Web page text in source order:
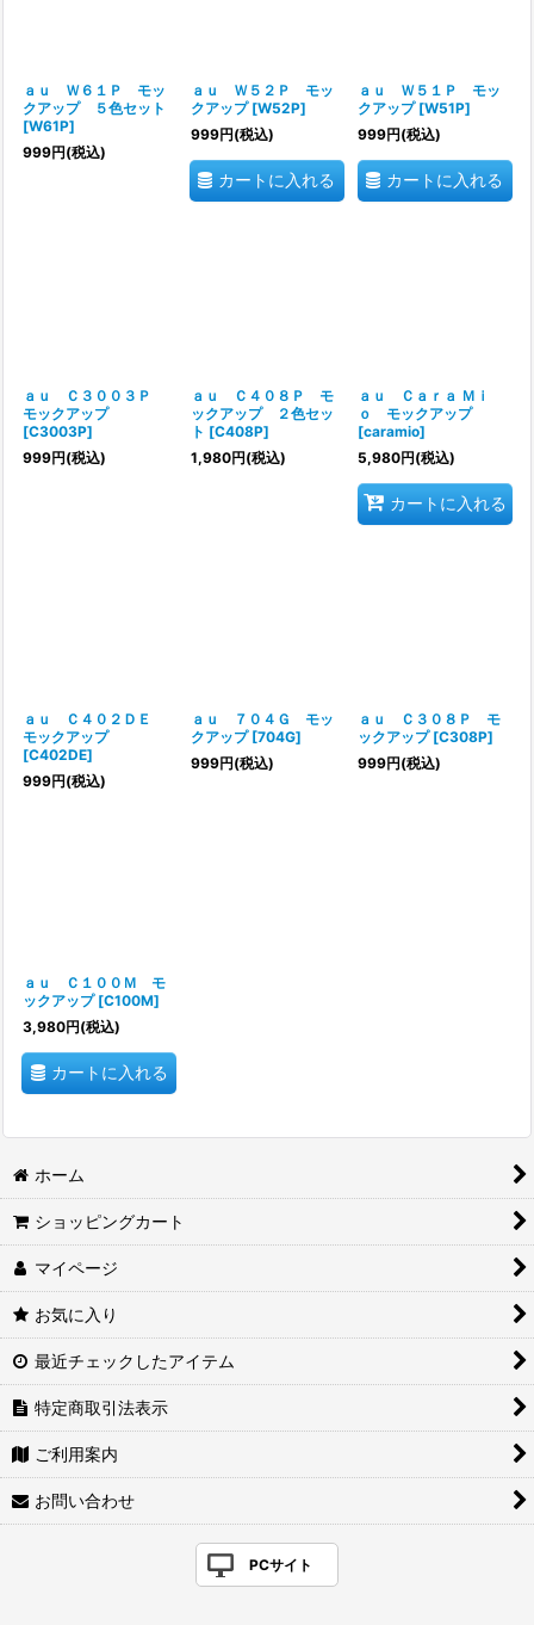
ａｕ Ｗ６１Ｐ モッ
クアップ ５色セット
[W61P]
999円(税込)
ａｕ Ｗ５２Ｐ モッ
クアップ [W52P]
999円(税込)
カートに入れる
ａｕ Ｗ５１Ｐ モッ
クアップ [W51P]
999円(税込)
カートに入れる
ａｕ Ｃ３００３Ｐ
モックアップ
[C3003P]
999円(税込)
ａｕ Ｃ４０８Ｐ モ
ックアップ ２色セッ
ト [C408P]
1,980円(税込)
ａｕ Ｃａｒａ Ｍｉ
ｏ モックアップ
[caramio]
5,980円(税込)
カートに入れる
ａｕ Ｃ４０２ＤＥ
モックアップ
[C402DE]
999円(税込)
ａｕ ７０４Ｇ モッ
クアップ [704G]
999円(税込)
ａｕ Ｃ３０８Ｐ モ
ックアップ [C308P]
999円(税込)
ａｕ Ｃ１００Ｍ モ
ックアップ [C100M]
3,980円(税込)
カートに入れる
ホーム
ショッピングカート
マイページ
お気に入り
最近チェックしたアイテム
特定商取引法表示
ご利用案内
お問い合わせ
PCサイト